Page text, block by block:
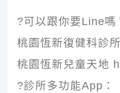
?可以跟你要Line嗎
桃園恆新復健科診
桃園恆新兒童天地
?診所多功能App：